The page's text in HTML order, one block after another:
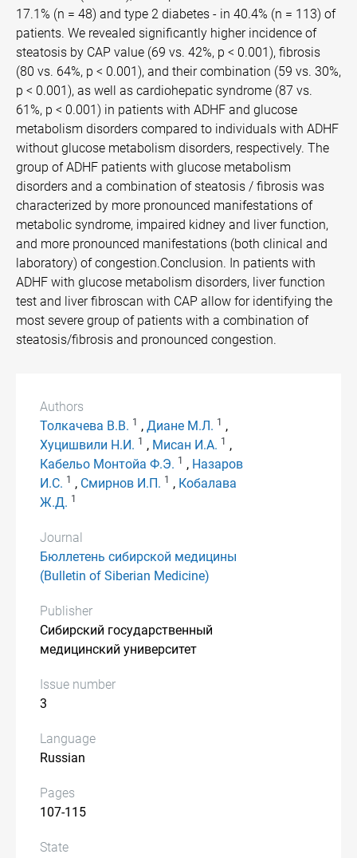
17.1% (n = 48) and type 2 diabetes - in 40.4% (n = 113) of
patients. We revealed significantly higher incidence of
steatosis by CAP value (69 vs. 42%, p < 0.001), fibrosis
(80 vs. 64%, p < 0.001), and their combination (59 vs. 30%,
p < 0.001), as well as cardiohepatic syndrome (87 vs.
61%, p < 0.001) in patients with ADHF and glucose
metabolism disorders compared to individuals with ADHF
without glucose metabolism disorders, respectively. The
group of ADHF patients with glucose metabolism
disorders and a combination of steatosis / fibrosis was
characterized by more pronounced manifestations of
metabolic syndrome, impaired kidney and liver function,
and more pronounced manifestations (both clinical and
laboratory) of congestion.Conclusion. In patients with
ADHF with glucose metabolism disorders, liver function
test and liver fibroscan with CAP allow for identifying the
most severe group of patients with a combination of
steatosis/fibrosis and pronounced congestion.
Authors
Толкачева В.В. 1 , Диане М.Л. 1
,
Хуцишвили Н.И. 1 , Мисан И.А. 1
,
Кабельо Монтойа Ф.Э. 1 , Назаров
И.С. 1 , Смирнов И.П. 1 , Кобалава
Ж.Д. 1
Journal
Бюллетень сибирской медицины
(Bulletin of Siberian Medicine)
Publisher
Сибирский государственный
медицинский университет
Issue number
3
Language
Russian
Pages
107-115
State